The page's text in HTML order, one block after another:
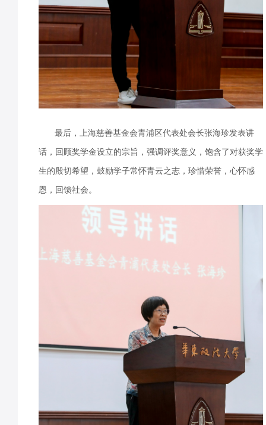
最后，上海慈善基金会青浦区代表处会长张海珍发表讲
话，回顾奖学金设立的宗旨，强调评奖意义，饱含了对获奖学
生的殷切希望，鼓励学子常怀青云之志，珍惜荣誉，心怀感
恩，回馈社会。